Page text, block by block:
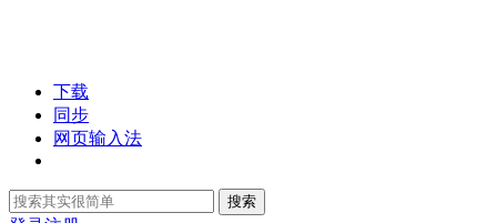
下载
同步
网页输入法
搜索